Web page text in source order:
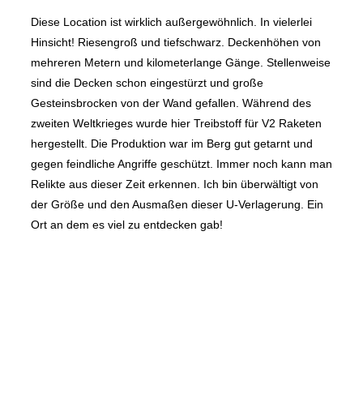
Diese Location ist wirklich außergewöhnlich. In vielerlei
Hinsicht! Riesengroß und tiefschwarz. Deckenhöhen von
mehreren Metern und kilometerlange Gänge. Stellenweise
sind die Decken schon eingestürzt und große
Gesteinsbrocken von der Wand gefallen. Während des
zweiten Weltkrieges wurde hier Treibstoff für V2 Raketen
hergestellt. Die Produktion war im Berg gut getarnt und
gegen feindliche Angriffe geschützt. Immer noch kann man
Relikte aus dieser Zeit erkennen. Ich bin überwältigt von
der Größe und den Ausmaßen dieser U-Verlagerung. Ein
Ort an dem es viel zu entdecken gab!